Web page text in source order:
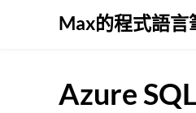
Max的程式語言
Azure